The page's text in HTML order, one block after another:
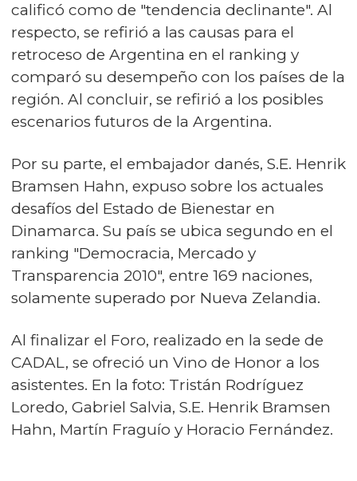
calificó como de "tendencia declinante". Al
respecto, se refirió a las causas para el
retroceso de Argentina en el ranking y
comparó su desempeño con los países de la
región. Al concluir, se refirió a los posibles
escenarios futuros de la Argentina.
Por su parte, el embajador danés, S.E. Henrik
Bramsen Hahn, expuso sobre los actuales
desafíos del Estado de Bienestar en
Dinamarca. Su país se ubica segundo en el
ranking "Democracia, Mercado y
Transparencia 2010", entre 169 naciones,
solamente superado por Nueva Zelandia.
Al finalizar el Foro, realizado en la sede de
CADAL, se ofreció un Vino de Honor a los
asistentes. En la foto: Tristán Rodríguez
Loredo, Gabriel Salvia, S.E. Henrik Bramsen
Hahn, Martín Fraguío y Horacio Fernández.